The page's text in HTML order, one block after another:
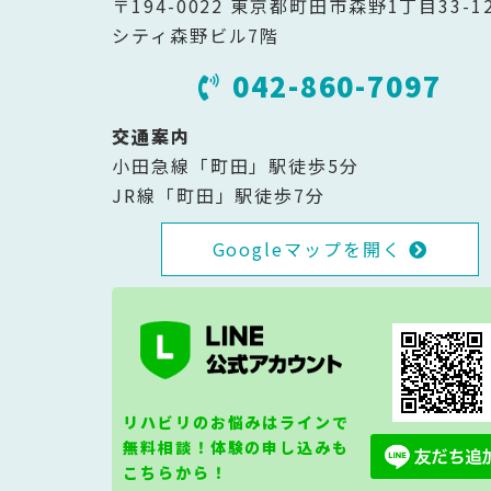
シティ森野ビル7階
042-860-7097
交通案内
小田急線「町田」駅徒歩5分
JR線「町田」駅徒歩7分
Googleマップを開く
リハビリのお悩みはラインで
無料相談！体験の申し込みも
こちらから！